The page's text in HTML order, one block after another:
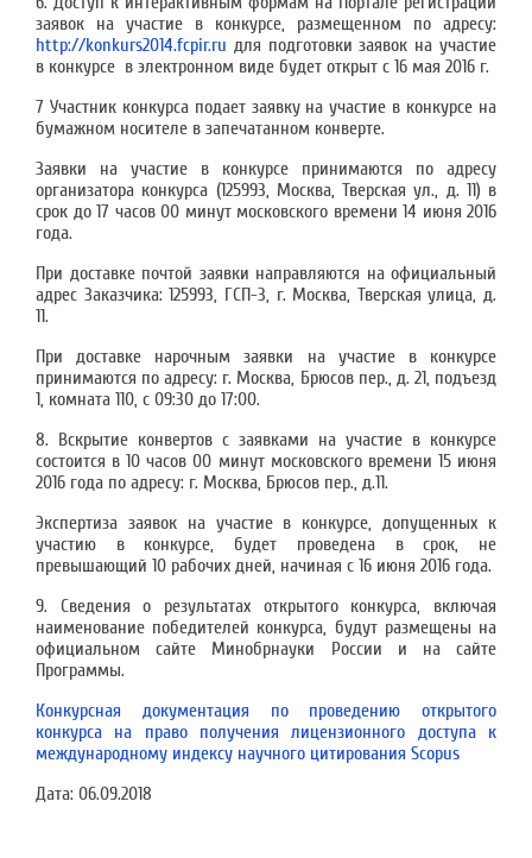
заявок на участие в конкурсе, размещенном по адресу:
http://konkurs2014.fcpir.ru для подготовки заявок на участие
в конкурсе в электронном виде будет открыт с 16 мая 2016 г.
7 Участник конкурса подает заявку на участие в конкурсе на
бумажном носителе в запечатанном конверте.
Заявки на участие в конкурсе принимаются по адресу
организатора конкурса (125993, Москва, Тверская ул., д. 11) в
срок до 17 часов 00 минут московского времени 14 июня 2016
года.
При доставке почтой заявки направляются на официальный
адрес Заказчика: 125993, ГСП-3, г. Москва, Тверская улица, д.
11.
При доставке нарочным заявки на участие в конкурсе
принимаются по адресу: г. Москва, Брюсов пер., д. 21, подъезд
1, комната 110, с 09:30 до 17:00.
8. Вскрытие конвертов с заявками на участие в конкурсе
состоится в 10 часов 00 минут московского времени 15 июня
2016 года по адресу: г. Москва, Брюсов пер., д.11.
Экспертиза заявок на участие в конкурсе, допущенных к
участию в конкурсе, будет проведена в срок, не
превышающий 10 рабочих дней, начиная с 16 июня 2016 года.
9. Сведения о результатах открытого конкурса, включая
наименование победителей конкурса, будут размещены на
официальном сайте Минобрнауки России и на сайте
Программы.
Конкурсная документация по проведению открытого
конкурса на право получения лицензионного доступа к
международному индексу научного цитирования Scopus
Дата: 06.09.2018